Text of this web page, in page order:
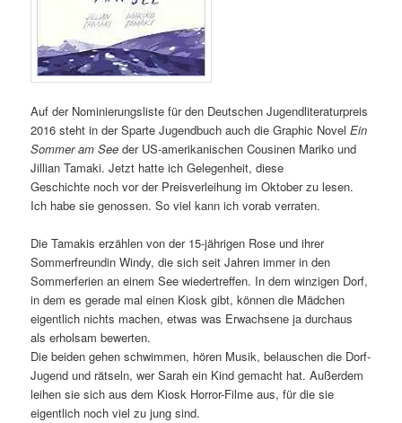
Auf der Nominierungsliste für den Deutschen Jugendliteraturpreis
2016 steht in der Sparte Jugendbuch auch die Graphic NovelEin
Sommer am See der US-amerikanischen Cousinen Mariko und
Jillian Tamaki. Jetzt hatte ich Gelegenheit, diese
Geschichte noch vor der Preisverleihung im Oktober zu lesen.
Ich habe sie genossen. So viel kann ich vorab verraten.
Die Tamakis erzählen von der 15-jährigen Rose und ihrer
Sommerfreundin Windy, die sich seit Jahren immer in den
Sommerferien an einem See wiedertreffen. In dem winzigen Dorf,
in dem es gerade mal einen Kiosk gibt, können die Mädchen
eigentlich nichts machen, etwas was Erwachsene ja durchaus
als erholsam bewerten.
Die beiden gehen schwimmen, hören Musik, belauschen die Dorf-
Jugend und rätseln, wer Sarah ein Kind gemacht hat. Außerdem
leihen sie sich aus dem Kiosk Horror-Filme aus, für die sie
eigentlich noch viel zu jung sind.